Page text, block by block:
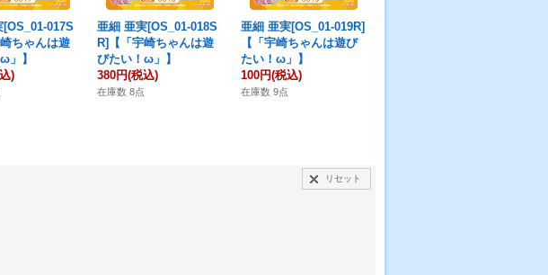
017S
ちゃんは遊
」】
)
亜細 亜実[OS_01-018S
R]【「宇崎ちゃんは遊
びたい！ω」】
380円(税込)
在庫数 8点
亜細 亜実[OS_01-019R]
【「宇崎ちゃんは遊び
たい！ω」】
100円(税込)
在庫数 9点
リセット